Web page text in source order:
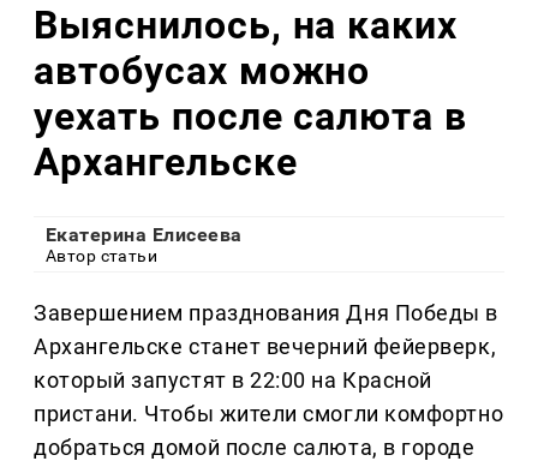
Выяснилось, на каких
автобусах можно
уехать после салюта в
Архангельске
Екатерина Елисеева
Автор статьи
Завершением празднования Дня Победы в
Архангельске станет вечерний фейерверк,
который запустят в 22:00 на Красной
пристани. Чтобы жители смогли комфортно
добраться домой после салюта, в городе